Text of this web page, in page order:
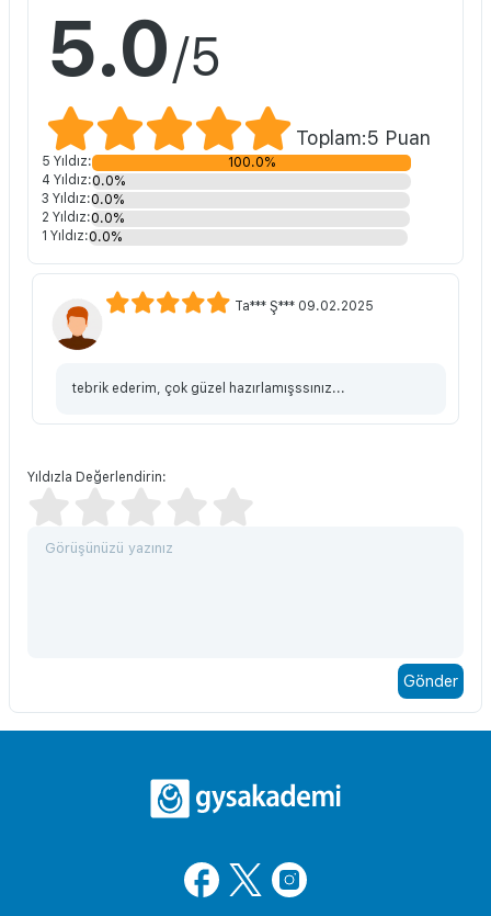
5.0/5
Toplam:5 Puan
5 Yıldız:
100.0%
4 Yıldız:0.0%
3 Yıldız:0.0%
2 Yıldız:0.0%
1 Yıldız:0.0%
Ta*** Ş*** 09.02.2025
tebrik ederim, çok güzel hazırlamışssınız...
Yıldızla Değerlendirin: